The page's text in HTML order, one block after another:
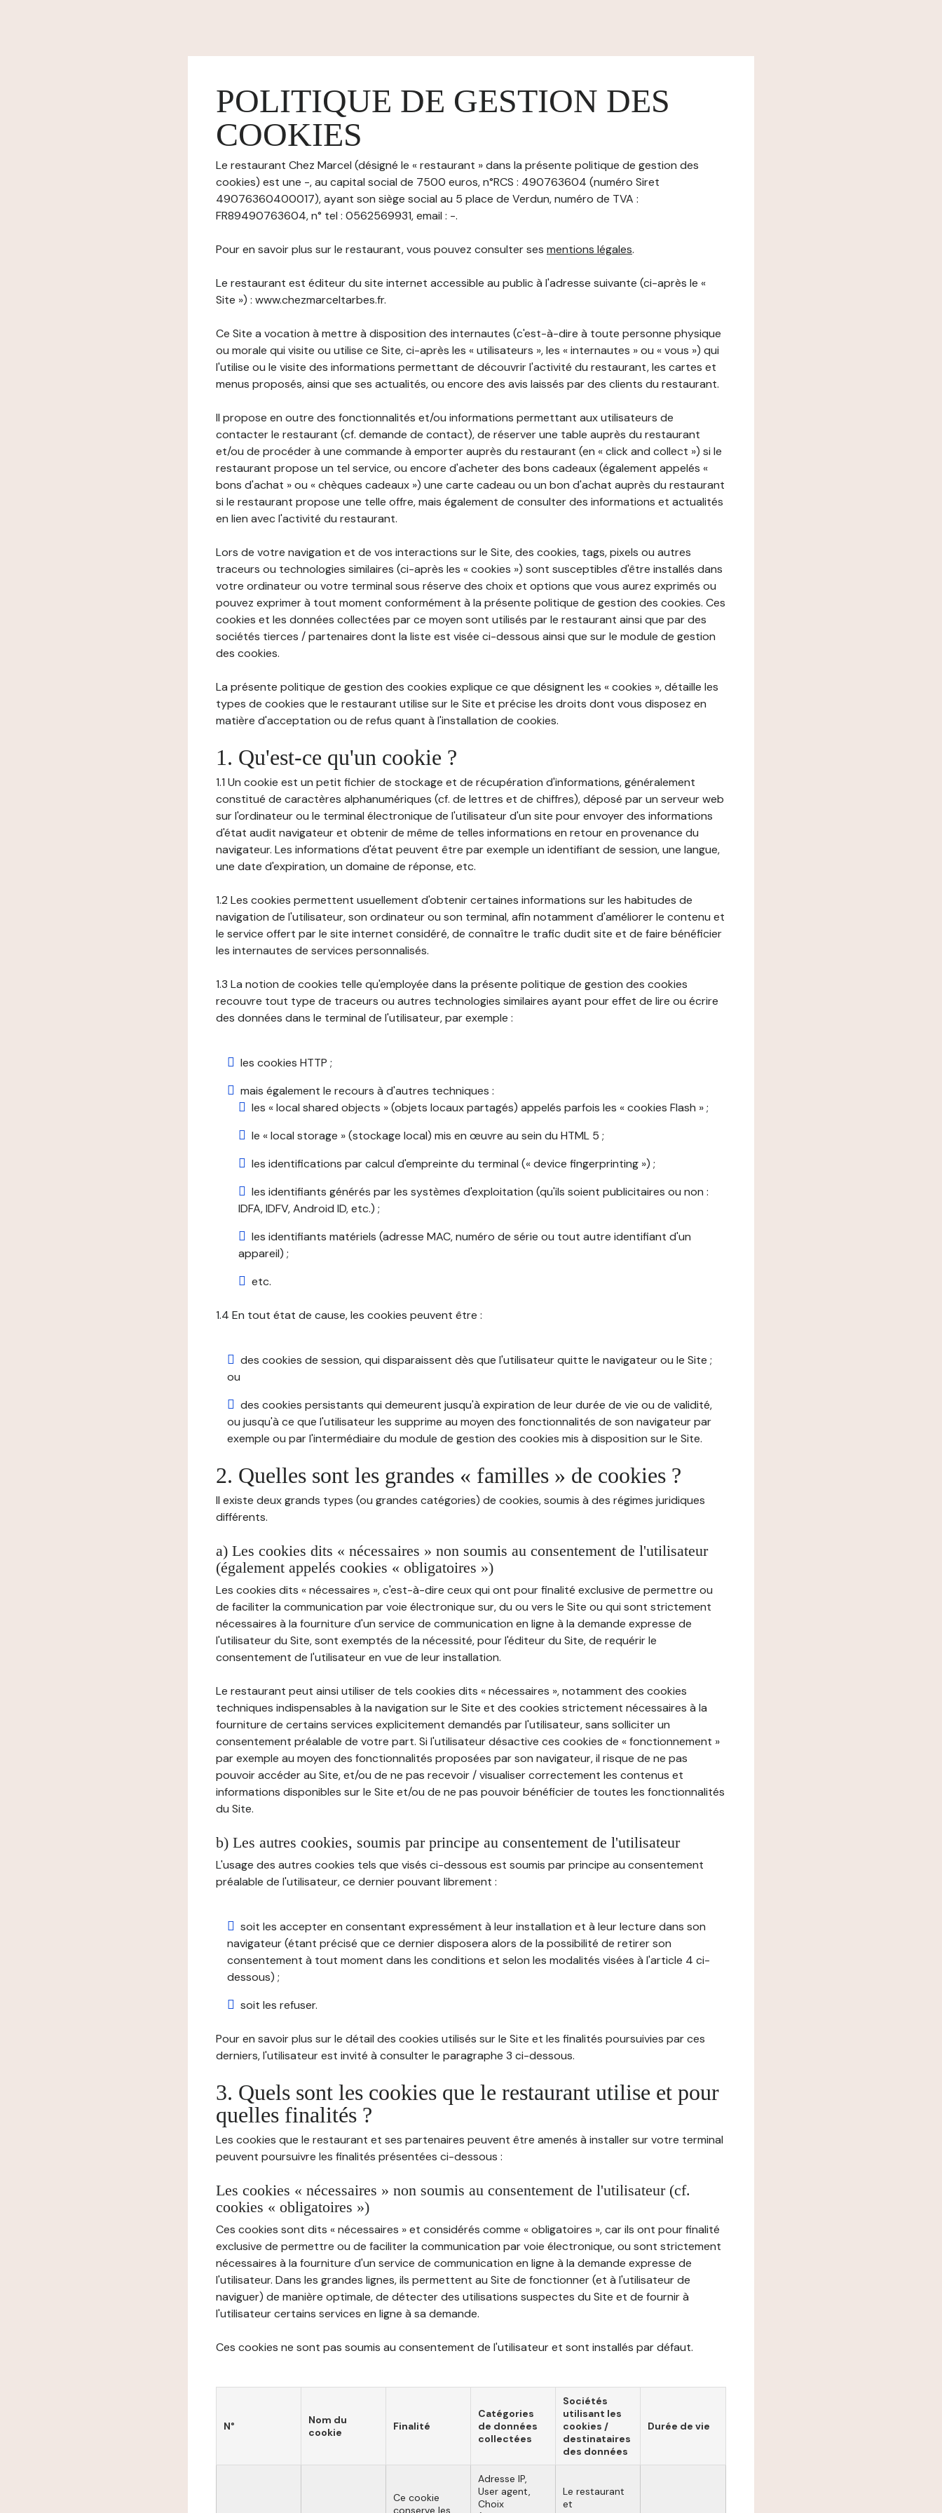
POLITIQUE DE GESTION DES
COOKIES
Le restaurant Chez Marcel (désigné le « restaurant » dans la présente politique de gestion des
cookies) est une -, au capital social de 7500 euros, n°RCS : 490763604 (numéro Siret
49076360400017), ayant son siège social au 5 place de Verdun, numéro de TVA :
FR89490763604, n° tel : 0562569931, email : -.
Pour en savoir plus sur le restaurant, vous pouvez consulter ses mentions légales.
Le restaurant est éditeur du site internet accessible au public à l'adresse suivante (ci-après le «
Site ») : www.chezmarceltarbes.fr.
Ce Site a vocation à mettre à disposition des internautes (c'est-à-dire à toute personne physique
ou morale qui visite ou utilise ce Site, ci-après les « utilisateurs », les « internautes » ou « vous ») qui
l'utilise ou le visite des informations permettant de découvrir l'activité du restaurant, les cartes et
menus proposés, ainsi que ses actualités, ou encore des avis laissés par des clients du restaurant.
Il propose en outre des fonctionnalités et/ou informations permettant aux utilisateurs de
contacter le restaurant (cf. demande de contact), de réserver une table auprès du restaurant
et/ou de procéder à une commande à emporter auprès du restaurant (en « click and collect ») si le
restaurant propose un tel service, ou encore d'acheter des bons cadeaux (également appelés «
bons d'achat » ou « chèques cadeaux ») une carte cadeau ou un bon d'achat auprès du restaurant
si le restaurant propose une telle offre, mais également de consulter des informations et actualités
en lien avec l'activité du restaurant.
Lors de votre navigation et de vos interactions sur le Site, des cookies, tags, pixels ou autres
traceurs ou technologies similaires (ci-après les « cookies ») sont susceptibles d'être installés dans
votre ordinateur ou votre terminal sous réserve des choix et options que vous aurez exprimés ou
pouvez exprimer à tout moment conformément à la présente politique de gestion des cookies. Ces
cookies et les données collectées par ce moyen sont utilisés par le restaurant ainsi que par des
sociétés tierces / partenaires dont la liste est visée ci-dessous ainsi que sur le module de gestion
des cookies.
La présente politique de gestion des cookies explique ce que désignent les « cookies », détaille les
types de cookies que le restaurant utilise sur le Site et précise les droits dont vous disposez en
matière d'acceptation ou de refus quant à l'installation de cookies.
1. Qu'est-ce qu'un cookie ?
1.1 Un cookie est un petit fichier de stockage et de récupération d'informations, généralement
constitué de caractères alphanumériques (cf. de lettres et de chiffres), déposé par un serveur web
sur l'ordinateur ou le terminal électronique de l'utilisateur d'un site pour envoyer des informations
d'état audit navigateur et obtenir de même de telles informations en retour en provenance du
navigateur. Les informations d'état peuvent être par exemple un identifiant de session, une langue,
une date d'expiration, un domaine de réponse, etc.
1.2 Les cookies permettent usuellement d'obtenir certaines informations sur les habitudes de
navigation de l'utilisateur, son ordinateur ou son terminal, afin notamment d'améliorer le contenu et
le service offert par le site internet considéré, de connaître le trafic dudit site et de faire bénéficier
les internautes de services personnalisés.
1.3 La notion de cookies telle qu'employée dans la présente politique de gestion des cookies
recouvre tout type de traceurs ou autres technologies similaires ayant pour effet de lire ou écrire
des données dans le terminal de l'utilisateur, par exemple :
les cookies HTTP ;
mais également le recours à d'autres techniques :
les « local shared objects » (objets locaux partagés) appelés parfois les « cookies Flash » ;
le « local storage » (stockage local) mis en œuvre au sein du HTML 5 ;
les identifications par calcul d'empreinte du terminal (« device fingerprinting ») ;
les identifiants générés par les systèmes d'exploitation (qu'ils soient publicitaires ou non :
IDFA, IDFV, Android ID, etc.) ;
les identifiants matériels (adresse MAC, numéro de série ou tout autre identifiant d'un
appareil) ;
etc.
1.4 En tout état de cause, les cookies peuvent être :
des cookies de session, qui disparaissent dès que l'utilisateur quitte le navigateur ou le Site ;
ou
des cookies persistants qui demeurent jusqu'à expiration de leur durée de vie ou de validité,
ou jusqu'à ce que l'utilisateur les supprime au moyen des fonctionnalités de son navigateur par
exemple ou par l'intermédiaire du module de gestion des cookies mis à disposition sur le Site.
2. Quelles sont les grandes « familles » de cookies ?
Il existe deux grands types (ou grandes catégories) de cookies, soumis à des régimes juridiques
différents.
a) Les cookies dits « nécessaires » non soumis au consentement de l'utilisateur
(également appelés cookies « obligatoires »)
Les cookies dits « nécessaires », c'est-à-dire ceux qui ont pour finalité exclusive de permettre ou
de faciliter la communication par voie électronique sur, du ou vers le Site ou qui sont strictement
nécessaires à la fourniture d'un service de communication en ligne à la demande expresse de
l'utilisateur du Site, sont exemptés de la nécessité, pour l'éditeur du Site, de requérir le
consentement de l'utilisateur en vue de leur installation.
Le restaurant peut ainsi utiliser de tels cookies dits « nécessaires », notamment des cookies
techniques indispensables à la navigation sur le Site et des cookies strictement nécessaires à la
fourniture de certains services explicitement demandés par l'utilisateur, sans solliciter un
consentement préalable de votre part. Si l'utilisateur désactive ces cookies de « fonctionnement »
par exemple au moyen des fonctionnalités proposées par son navigateur, il risque de ne pas
pouvoir accéder au Site, et/ou de ne pas recevoir / visualiser correctement les contenus et
informations disponibles sur le Site et/ou de ne pas pouvoir bénéficier de toutes les fonctionnalités
du Site.
b) Les autres cookies, soumis par principe au consentement de l'utilisateur
L'usage des autres cookies tels que visés ci-dessous est soumis par principe au consentement
préalable de l'utilisateur, ce dernier pouvant librement :
soit les accepter en consentant expressément à leur installation et à leur lecture dans son
navigateur (étant précisé que ce dernier disposera alors de la possibilité de retirer son
consentement à tout moment dans les conditions et selon les modalités visées à l'article 4 ci-
dessous) ;
soit les refuser.
Pour en savoir plus sur le détail des cookies utilisés sur le Site et les finalités poursuivies par ces
derniers, l'utilisateur est invité à consulter le paragraphe 3 ci-dessous.
3. Quels sont les cookies que le restaurant utilise et pour
quelles finalités ?
Les cookies que le restaurant et ses partenaires peuvent être amenés à installer sur votre terminal
peuvent poursuivre les finalités présentées ci-dessous :
Les cookies « nécessaires » non soumis au consentement de l'utilisateur (cf.
cookies « obligatoires »)
Ces cookies sont dits « nécessaires » et considérés comme « obligatoires », car ils ont pour finalité
exclusive de permettre ou de faciliter la communication par voie électronique, ou sont strictement
nécessaires à la fourniture d'un service de communication en ligne à la demande expresse de
l'utilisateur. Dans les grandes lignes, ils permettent au Site de fonctionner (et à l'utilisateur de
naviguer) de manière optimale, de détecter des utilisations suspectes du Site et de fournir à
l'utilisateur certains services en ligne à sa demande.
Ces cookies ne sont pas soumis au consentement de l'utilisateur et sont installés par défaut.
N°
Nom du
cookie
Finalité
Catégories
de données
collectées
Sociétés
utilisant les
cookies /
destinataires
des données
Durée de vie
Ce cookie
conserve les
Adresse IP,
User agent,
Choix
Le restaurant
et